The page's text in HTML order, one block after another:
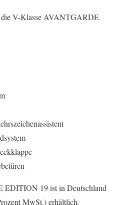
V-Klasse AVANTGARDE
19 ist in Deutschland
MwSt.) erhältlich.